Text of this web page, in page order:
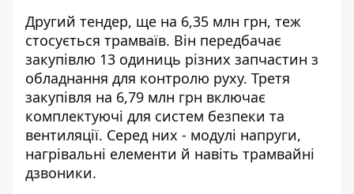
Другий тендер, ще на 6,35 млн грн, теж
стосується трамваїв. Він передбачає
закупівлю 13 одиниць різних запчастин з
обладнання для контролю руху. Третя
закупівля на 6,79 млн грн включає
комплектуючі для систем безпеки та
вентиляції. Серед них - модулі напруги,
нагрівальні елементи й навіть трамвайні
дзвоники.